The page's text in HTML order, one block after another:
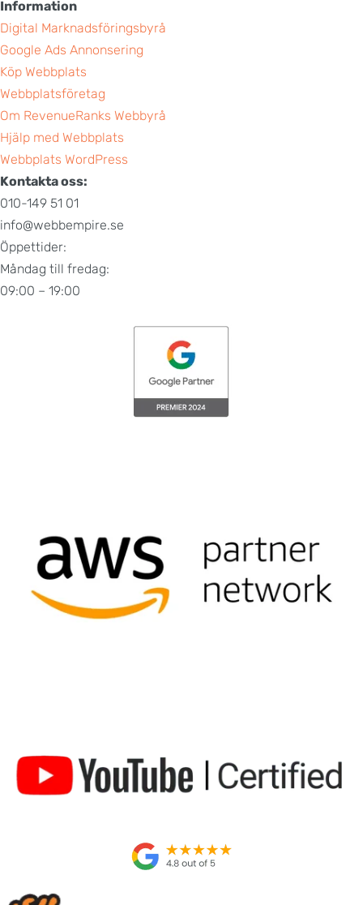
Information
Digital Marknadsföringsbyrå
Google Ads Annonsering
Köp Webbplats
Webbplatsföretag
Om RevenueRanks Webbyrå
Hjälp med Webbplats
Webbplats WordPress
Kontakta oss:
010-149 51 01
info@webbempire.se
Öppettider:
Måndag till fredag:
09:00 – 19:00